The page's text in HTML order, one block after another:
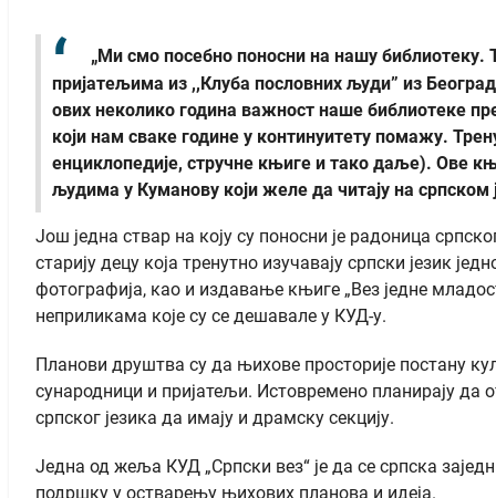
„Ми смо посебно поносни на нашу
пријатељима из ,,Клуба пословних људи” из
ових неколико година важност наше библиотеке
који нам сваке године у континуитету помажу.
енциклопедије, стручне књиге и тако даље). Ове
људима у Куманову који желе да читају на
Још једна ствар на коју су поносни је радоница
старију децу која тренутно изучавају српски језик
фотографија, као и издавање књиге „Вез једне
неприликама које су се дешавале у КУД-у.
Планови друштва су да њихове просторије постану
сународници и пријатељи. Истовремено планирају да
српског језика да имају и драмску секцију.
Једна од жеља КУД „Српски вез“ је да се српска
подршку у остварењу њихових планова и идеја.